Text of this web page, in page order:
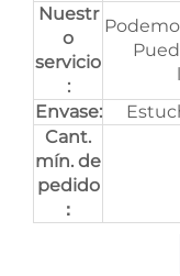
Nuestr
o
servicio
:
Envase:
Cant.
mín. de
pedido
：